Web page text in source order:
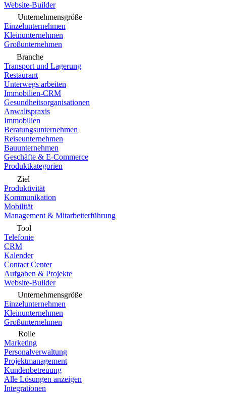
Website-Builder
Unternehmensgröße
Einzelunternehmen
Kleinunternehmen
Großunternehmen
Branche
Transport und Lagerung
Restaurant
Unterwegs arbeiten
Immobilien-CRM
Gesundheitsorganisationen
Anwaltspraxis
Immobilien
Beratungsunternehmen
Reiseunternehmen
Bauunternehmen
Geschäfte & E-Commerce
Produktkategorien
Ziel
Produktivität
Kommunikation
Mobilität
Management & Mitarbeiterführung
Tool
Telefonie
CRM
Kalender
Contact Center
Aufgaben & Projekte
Website-Builder
Unternehmensgröße
Einzelunternehmen
Kleinunternehmen
Großunternehmen
Rolle
Marketing
Personalverwaltung
Projektmanagement
Kundenbetreuung
Alle Lösungen anzeigen
Integrationen